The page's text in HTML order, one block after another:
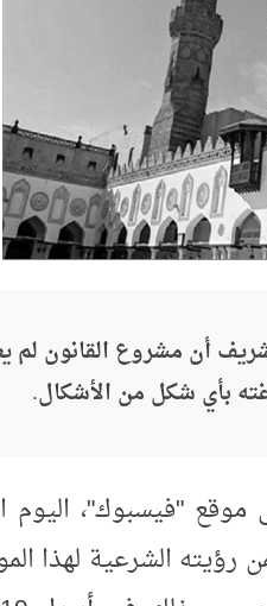
أن مشروع القانون
بأي شكل من الأشكال.
"فيسبوك"، اليوم
رؤيته الشرعية لهذا